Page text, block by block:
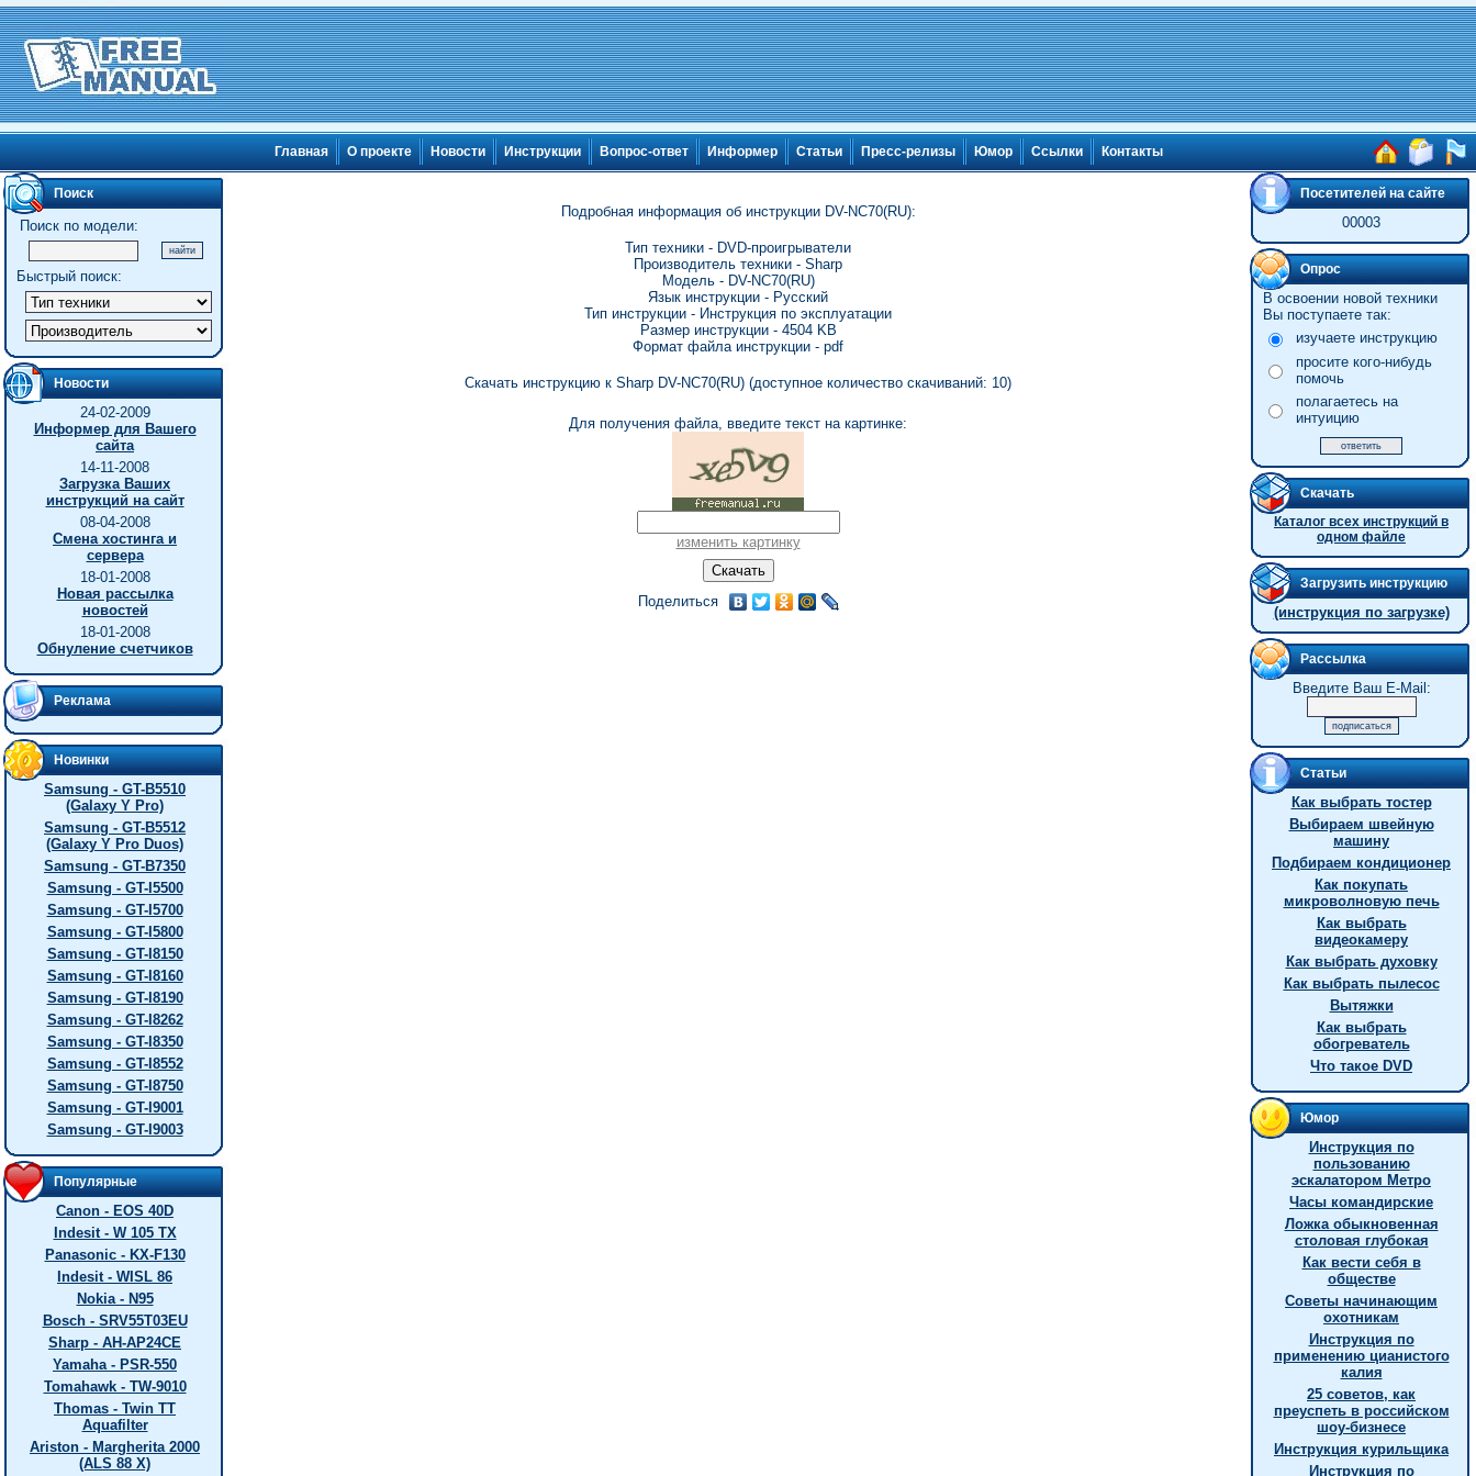
Главная О проекте Новости Инструкции Вопрос-ответ Информер Статьи Пресс-релизы Юмор Ссылки Контакты
Поиск
Поиск по модели:
Быстрый поиск:
Новости
24-02-2009
Информер для Вашего
сайта
14-11-2008
Загрузка Ваших
инструкций на сайт
08-04-2008
Смена хостинга и
сервера
18-01-2008
Новая рассылка
новостей
18-01-2008
Обнуление счетчиков
Реклама
Новинки
Samsung - GT-B5510
(Galaxy Y Pro)
Samsung - GT-B5512
(Galaxy Y Pro Duos)
Samsung - GT-B7350
Samsung - GT-I5500
Samsung - GT-I5700
Samsung - GT-I5800
Samsung - GT-I8150
Samsung - GT-I8160
Samsung - GT-I8190
Samsung - GT-I8262
Samsung - GT-I8350
Samsung - GT-I8552
Samsung - GT-I8750
Samsung - GT-I9001
Samsung - GT-I9003
Популярные
Canon - EOS 40D
Indesit - W 105 TX
Panasonic - KX-F130
Indesit - WISL 86
Nokia - N95
Bosch - SRV55T03EU
Sharp - AH-AP24CE
Yamaha - PSR-550
Tomahawk - TW-9010
Thomas - Twin TT
Aquafilter
Ariston - Margherita 2000
(ALS 88 X)
Подробная информация об инструкции DV-NC70(RU):
Тип техники - DVD-проигрыватели
Производитель техники - Sharp
Модель - DV-NC70(RU)
Язык инструкции - Русский
Тип инструкции - Инструкция по эксплуатации
Размер инструкции - 4504 KB
Формат файла инструкции - pdf
Скачать инструкцию к Sharp DV-NC70(RU) (доступное количество скачиваний: 10)
Для получения файла, введите текст на картинке:
изменить картинку
Поделиться
Посетителей на сайте
00003
Опрос
В освоении новой техники
Вы поступаете так:
изучаете инструкцию
просите кого-нибудь
помочь
полагаетесь на
интуицию
Скачать
Каталог всех инструкций в
одном файле
Загрузить инструкцию
(инструкция по загрузке)
Рассылка
Введите Ваш E-Mail:
Статьи
Как выбрать тостер
Выбираем швейную
машину
Подбираем кондиционер
Как покупать
микроволновую печь
Как выбрать
видеокамеру
Как выбрать духовку
Как выбрать пылесос
Вытяжки
Как выбрать
обогреватель
Что такое DVD
Юмор
Инструкция по
пользованию
эскалатором Метро
Часы командирские
Ложка обыкновенная
столовая глубокая
Как вести себя в
обществе
Советы начинающим
охотникам
Инстpукция по
пpименению цианистого
калия
25 советов, как
преуспеть в российском
шоу-бизнесе
Инструкция курильщика
Инструкция по